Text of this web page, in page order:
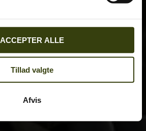
ACCEPTER ALLE
Tillad valgte
Afvis